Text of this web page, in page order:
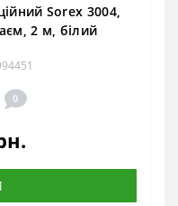
Sorex 3004,
2 м, білий
0